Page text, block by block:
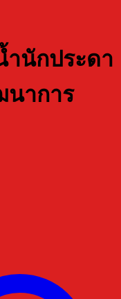
ำนักประดา
นาการ